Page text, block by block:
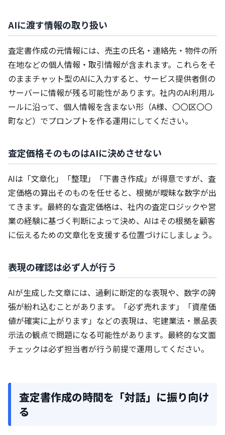
AIに渡す情報の取り扱い
査定書作成の元情報には、売主の氏名・連絡先・物件の所
在地などの個人情報・取引情報が含まれます。これらをそ
のままチャット型のAIに入力すると、サービス提供者側の
サーバーに情報が残る可能性があります。社内のAI利用ル
ールに沿って、個人情報を含まない形（A様、〇〇区〇〇
町など）でプロンプトを作る運用にしてください。
査定価格そのものはAIに決めさせない
AIは「文章化」「整理」「下書き作成」が得意ですが、査
定価格の算出そのものを任せると、根拠が曖昧な数字が出
てきます。最終的な査定価格は、社内の査定ロジックや営
業の経験に基づく判断によって決め、AIはその根拠を顧客
に伝えるための文章化を支援する位置づけにしましょう。
表現の確認は必ず人が行う
AIが生成した文章には、過剰に断定的な表現や、数字の誇
張が紛れ込むことがあります。「必ず売れます」「資産価
値が確実に上がります」などの表現は、宅建業法・景品表
示法の観点で問題になる可能性があります。最終的な文面
チェックは必ず担当者が行う前提で運用してください。
査定書作成の時間を「対話」に振り向け
る